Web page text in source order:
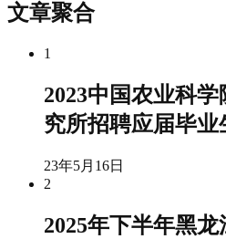
文章聚合
1
2023中国农业科
究所招聘应届毕业
23年5月16日
2
2025年下半年黑